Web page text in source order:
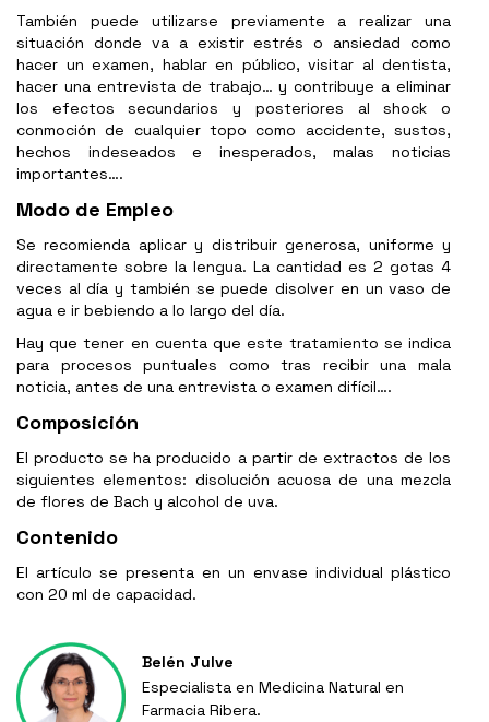
También puede utilizarse previamente a realizar una
situación donde va a existir estrés o ansiedad como
hacer un examen, hablar en público, visitar al dentista,
hacer una entrevista de trabajo… y contribuye a eliminar
los efectos secundarios y posteriores al shock o
conmoción de cualquier topo como accidente, sustos,
hechos indeseados e inesperados, malas noticias
importantes….
Modo de Empleo
Se recomienda aplicar y distribuir generosa, uniforme y
directamente sobre la lengua. La cantidad es 2 gotas 4
veces al día y también se puede disolver en un vaso de
agua e ir bebiendo a lo largo del día.
Hay que tener en cuenta que este tratamiento se indica
para procesos puntuales como tras recibir una mala
noticia, antes de una entrevista o examen difícil….
Composición
El producto se ha producido a partir de extractos de los
siguientes elementos: disolución acuosa de una mezcla
de flores de Bach y alcohol de uva.
Contenido
El artículo se presenta en un envase individual plástico
con 20 ml de capacidad.
Belén Julve
Especialista en Medicina Natural en
Farmacia Ribera.